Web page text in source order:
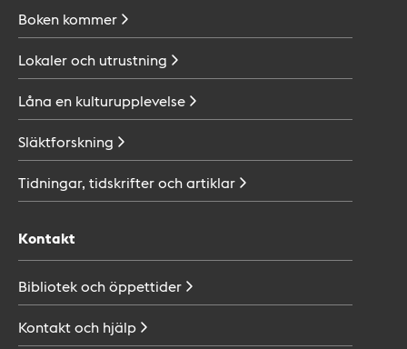
Boken kommer
Lokaler och utrustning
Låna en kulturupplevelse
Släktforskning
Tidningar, tidskrifter ochartiklar
Kontakt
Bibliotek ochöppettider
Kontakt och hjälp